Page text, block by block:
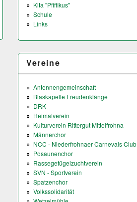
Kita "Pfiffikus"
Schule
Links
Vereine
Antennengemeinschaft
Blaskapelle Freudenklänge
DRK
Heimatverein
Kulturverein Rittergut Mittelfrohna
Männerchor
NCC - Niederfrohnaer Carnevals Club
Posaunenchor
Rassegefügelzuchtverein
SVN - Sportverein
Spatzenchor
Volkssolidarität